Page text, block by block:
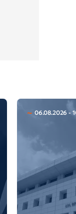
06.08.2026 -